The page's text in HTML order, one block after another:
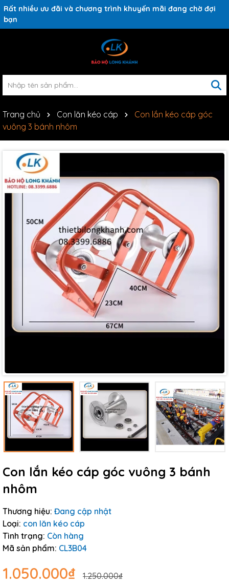
Rất nhiều ưu đãi và chương trình khuyến mãi đang chờ đợi
bạn
Trang chủ Con lăn kéo cáp
Con lắn kéo cáp góc
vuông 3 bánh nhôm
Con lắn kéo cáp góc vuông 3 bánh
nhôm
Thương hiệu: Đang cập nhật
Loại: con lăn kéo cáp
Tình trạng: Còn hàng
Mã sản phẩm: CL3B04
1.050.000₫ 1.250.000₫